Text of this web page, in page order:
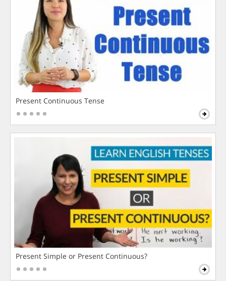
Present Continuous Tense
Present Simple or Present Continuous?